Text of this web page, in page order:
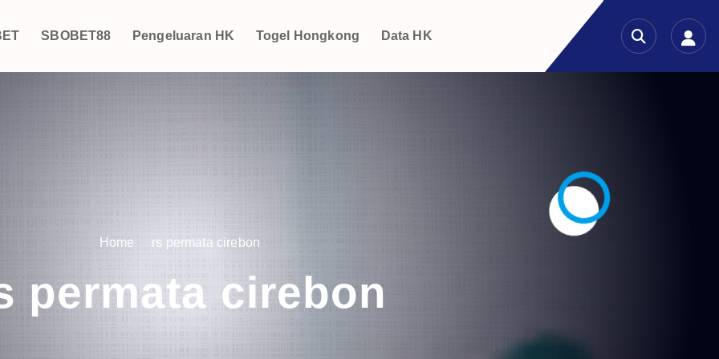
SBOBET88 Pengeluaran HK Togel Hongkong Data HK
Home rs permata cirebon
permata cirebon